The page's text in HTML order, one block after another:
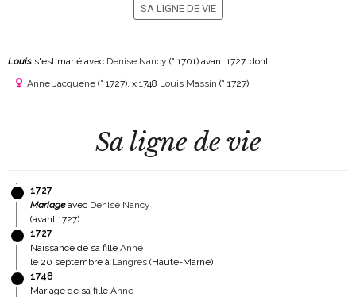
SA LIGNE DE VIE
Louis s'est marié avec Denise Nancy (° 1701) avant 1727, dont :
Anne Jacquene (° 1727), x 1748 Louis Massin (° 1727)
Sa ligne de vie
1727
Mariageavec Denise Nancy
(avant 1727)
1727
Naissance de sa fille Anne
le 20 septembre à Langres (Haute-Marne)
1748
Mariage de sa fille Anne